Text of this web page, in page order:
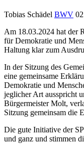
Tobias Schädel BWV
Am 18.03.2024 hat der
für Demokratie und
Haltung klar zum
In der Sitzung des
eine gemeinsame
Demokratie und
jeglicher Art ausspricht
Bürgermeister Molt,
Sitzung gemeinsam die
Die gute Initiative der
und ganz und stimmen